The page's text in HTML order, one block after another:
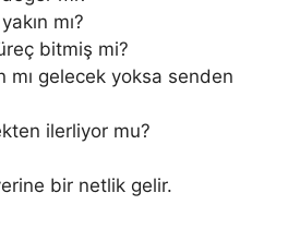
mı?
bitmiş mi?
mı gelecek yoksa senden
ilerliyor mu?
bir netlik gelir.